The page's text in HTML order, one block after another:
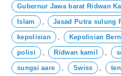
Gubernur Jawa barat Ridwan
Islam , Jasad Putra sulung
kepolisian , Kepolisian
polisi , Ridwan kamil ,
sungai aare , Swiss ,